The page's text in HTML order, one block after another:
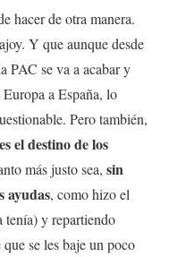
hacer de otra manera.
Y que aunque desde
PAC se va a acabar y
a España, lo
Pero también,
el destino de los
más justo sea, sin
ayudas, como hizo el
tenía) y repartiendo
se les baje un poco